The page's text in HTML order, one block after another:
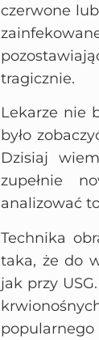
czerwone
tragicznie.
Lekarze nie
było
Dzisiaj
zupełnie
analizować
Technika
taka, że do
jak przy
popularnego